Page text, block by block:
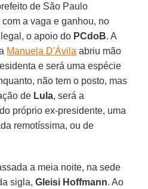
de São Paulo
com a vaga e ganhou, no
o apoio do PCdoB. A
Manuela D'Ávila abriu mão
e será uma espécie
não tem o posto, mas
de Lula, será a
próprio ex-presidente, uma
remotíssima, ou de
a meia noite, na sede
sigla,Gleisi Hoffmann. Ao